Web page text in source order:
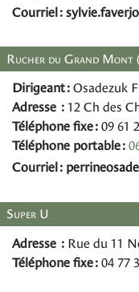
Courriel :
Rucher du Grand Mont
Dirigeant : Osadezuk
Adresse : 12 Ch des
Téléphone fixe : 09 61
Téléphone portable :
Courriel :
Super U
Adresse : Rue du 11
Téléphone fixe : 04 77